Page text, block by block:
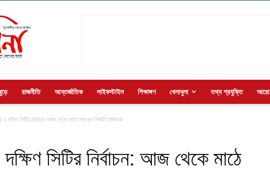
রাজনীতি আন্তর্জাতিক লাইফস্টাইল শিক্ষাঙ্গণ খেলাধুলা তথ্য প্রযুক্তি আরো
দক্ষিণ সিটির নির্বাচন: আজ থেকে মাঠে নামছেন নির্বাহী হাকিমরা
সিটির নির্বাচন: আজ থেকে মাঠে